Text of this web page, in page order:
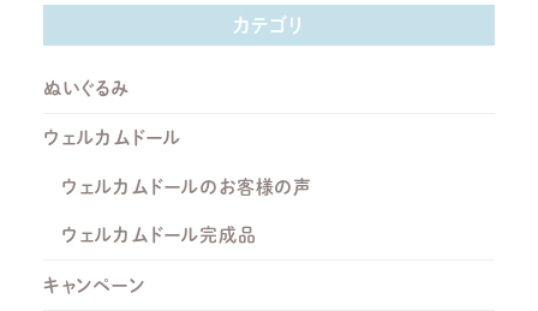
カテゴリ
ぬいぐるみ
ウェルカムドール
ウェルカムドールのお客様の声
ウェルカムドール完成品
キャンペーン